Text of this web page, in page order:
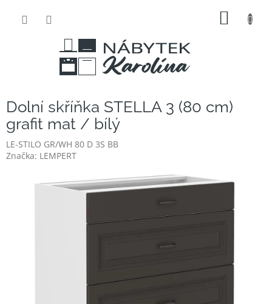
Dolní skříňka STELLA 3 (80 cm)
grafit mat / bílý
LE-STILO GR/WH 80 D 3S BB
Značka: LEMPERT